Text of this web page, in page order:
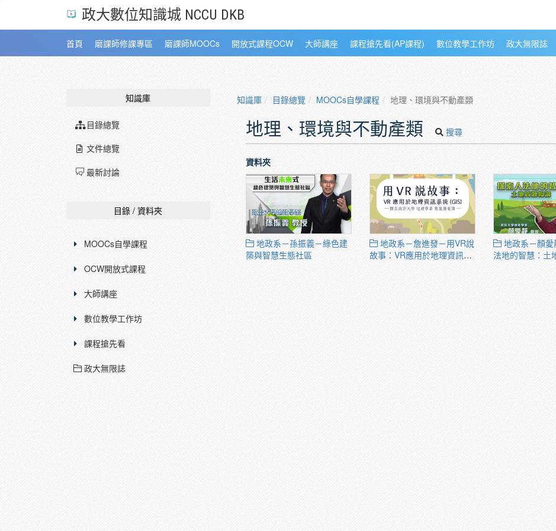
政大數位知識城 NCCU DKB
首頁 磨課師修課專區 磨課師MOOCs 開放式課程OCW 大師講座 課程搶先看(AP課程) 數位教學工作坊 政大無限誌
知識庫
目錄總覽
文件總覽
最新討論
目錄 / 資料夾
MOOCs自學課程
OCW開放式課程
大師講座
數位教學工作坊
課程搶先看
政大無限誌
知識庫 目錄總覽 MOOCs自學課程 地理、環境與不動產類
地理、環境與不動產類 搜尋
資料夾
地政系－孫振義－綠色建
築與智慧生態社區
地政系－詹進發－用VR說
故事：VR應用於地理資訊系
地政系－顏
法地的智慧：土